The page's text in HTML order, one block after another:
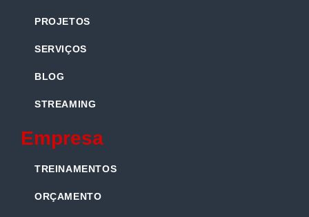
PROJETOS
SERVIÇOS
BLOG
STREAMING
Empresa
TREINAMENTOS
ORÇAMENTO